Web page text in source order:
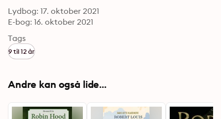
Lydbog: 17. oktober 2021
E-bog: 16. oktober 2021
Tags
9 til 12 år
Andre kan også lide...